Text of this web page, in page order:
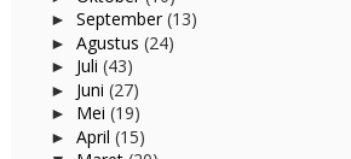
► September(13)
► Agustus (24)
► Juli (43)
► Juni (27)
► Mei (19)
► April (15)